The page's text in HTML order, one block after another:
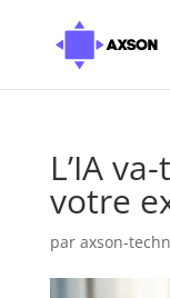
L’IA
votre
par axson-